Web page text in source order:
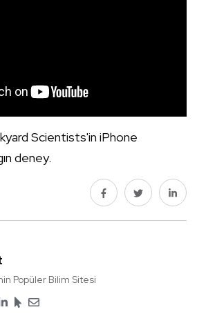
Scientists'in iPhone
deney.
Popüler Bilim Sitesi